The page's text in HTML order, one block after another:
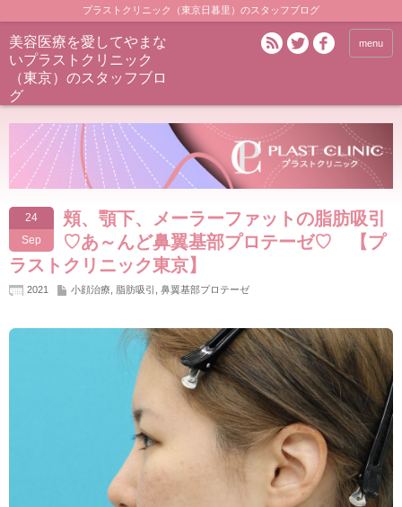
プラストクリニック（東京日暮里）のスタッフブログ
美容医療を愛してやまな
いプラストクリニック
（東京）のスタッフブロ
グ
menu
24
Sep
頬、顎下、メーラーファットの脂肪吸引
♡あ～んど鼻翼基部プロテーゼ♡ 【プ
ラストクリニック東京】
2021 小顔治療 脂肪吸引 鼻翼基部プロテーゼ